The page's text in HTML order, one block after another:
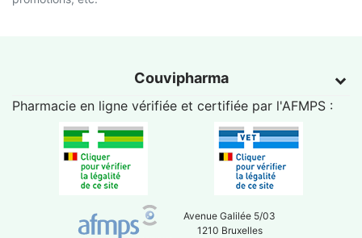
Couvipharma
Pharmacie en ligne vérifiée et certifiée par l'AFMPS :
Avenue Galilée 5/03
1210 Bruxelles